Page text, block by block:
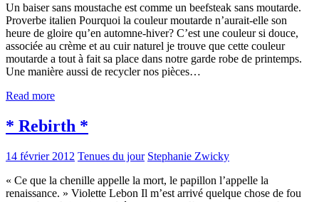
Un baiser sans moustache est comme un beefsteak sans moutarde.
Proverbe italien Pourquoi la couleur moutarde n’aurait-elle son
heure de gloire qu’en automne-hiver? C’est une couleur si douce,
associée au crème et au cuir naturel je trouve que cette couleur
moutarde a tout à fait sa place dans notre garde robe de printemps.
Une manière aussi de recycler nos pièces…
Read more
* Rebirth *
14 février 2012 Tenues du jour Stephanie Zwicky
« Ce que la chenille appelle la mort, le papillon l’appelle la
renaissance. » Violette Lebon Il m’est arrivé quelque chose de fou